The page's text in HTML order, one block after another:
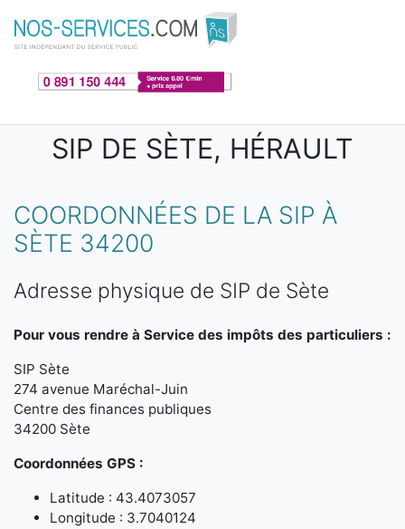
Aller au contenu principal
SIP DE SÈTE, HÉRAULT
COORDONNÉES DE LA SIP À
SÈTE 34200
Adresse physique de SIP de Sète
Pour vous rendre à Service des impôts des particuliers :
SIP Sète
274 avenue Maréchal-Juin
Centre des finances publiques
34200 Sète
Coordonnées GPS :
Latitude : 43.4073057
Longitude : 3.7040124